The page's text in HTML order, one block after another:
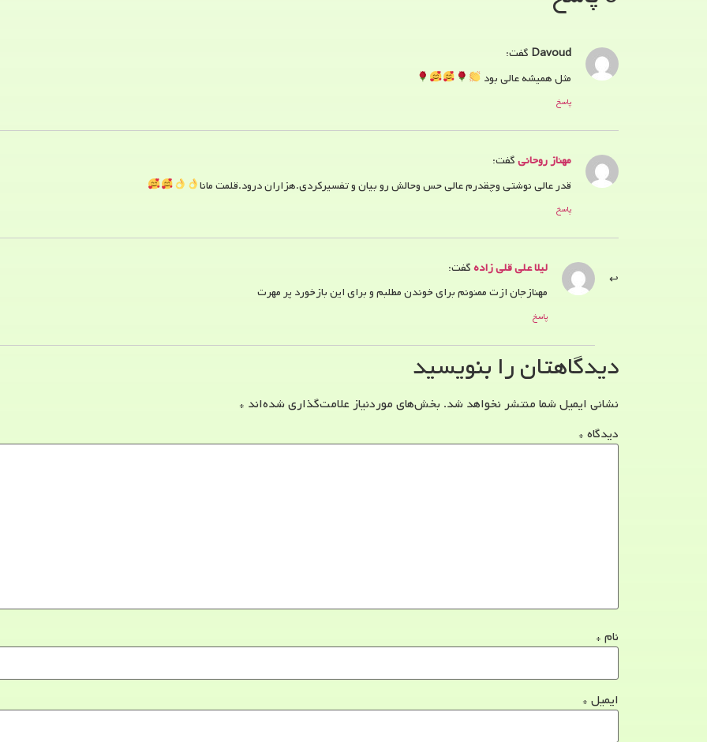
Davoud گفت:
مثل همیشه عالی بود
پاسخ
مهناز روحانیگفت:
قدر عالی نوشتی وچقدرم عالی حس وحالش رو بیان و تفسیرکردی.هزاران درود.قلمت مانا
پاسخ
لیلا علی قلی زادهگفت:
مهنازجان ازت ممنونم برای خوندن مطلبم و برای این بازخورد پر مهرت
پاسخ
دیدگاهتان را بنویسید
نشانی ایمیل شما منتشر نخواهد شد. بخش‌های موردنیاز علامت‌گذاری شده‌اند *
دیدگاه *
نام *
ایمیل *